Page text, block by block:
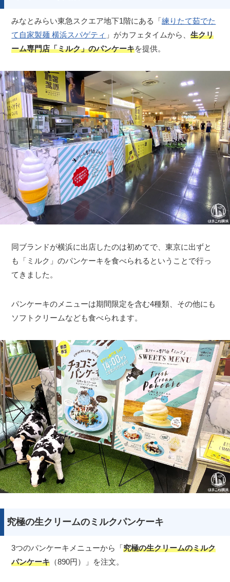
みなとみらい東急スクエア地下1階にある「練りたて茹でた
て自家製麺 横浜スパゲティ 」がカフェタイムから、生クリ
ーム専門店「ミルク」のパンケーキを提供。
同ブランドが横浜に出店したのは初めてで、東京に出ずと
も「ミルク」のパンケーキを食べられるということで行っ
てきました。
パンケーキのメニューは期間限定を含む4種類、その他にも
ソフトクリームなども食べられます。
究極の生クリームのミルクパンケーキ
3つのパンケーキメニューから「究極の生クリームのミルク
パンケーキ （890円）」を注文。